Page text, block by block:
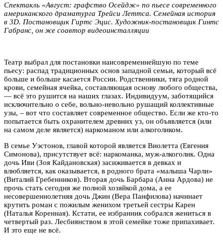
Спектакль «Август: графство Осейдж» по пьесе современного
американского драматурга Трейси Леттса. Семейная история
в 3D. Постановщик Гиртс Эцис. Художник-постановщик Гинтс
Габранс, он же соавтор видеоинсталляции
Театр выбрал для постановки наисовременнейшую по теме
пьесу: распад традиционных основ западной семьи, который всё
больше и больше касается России. Родственники, тяга родной
крови, семейная ячейка, составляющая основу любого общества,
— всё это рушится на наших глазах. Индивидуум, заботящийся
исключительно о себе, вольно-невольно рушащий коллективные
узы, – вот что составляет современное общество. Если же кто-то
попытается быть охранителем древних уз, он объявляется (или
на самом деле является) наркоманом или алкоголиком.
В семье Уэстонов, главой которой является Виолетта (Евгения
Симонова), присутствует всё: наркоманка, муж-алкоголик. Одна
дочь Иви (Зоя Кайдановская) засиживается в девках и
влюбляется, как оказывается, в родного брата «малыша Чарли»
(Виталий Гребенников). Вторая дочь Барбара (Анна Ардова) не
прочь стать сегодня же полной хозяйкой дома, а ее
несовершеннолетняя дочь Джин (Вера Панфилова) начинает
крутить роман с пожилым женихом третьей сестры Карен
(Наталья Коренная). Кстати, ее избранник собрался жениться в
четвертый раз. Лесбиянством в этой семейке тоже припахивает.
И это еще не всё.